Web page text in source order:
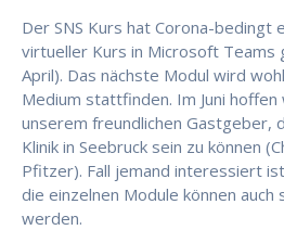
Der SNS Kurs hat Corona-bedingt
virtueller Kurs in Microsoft Teams
April). Das nächste Modul wird
Medium stattfinden. Im Juni
unserem freundlichen Gastgeber,
Klinik in Seebruck sein zu können
Pfitzer). Fall jemand interessiert
die einzelnen Module können
werden.